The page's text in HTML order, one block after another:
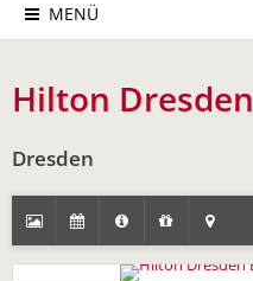
MENÜ
Hilton Dresden
Dresden